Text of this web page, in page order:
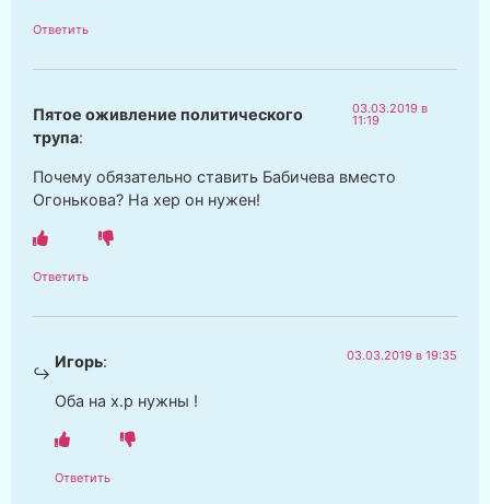
Ответить
Пятое оживление политического
трупа:
03.03.2019 в
11:19
Почему обязательно ставить Бабичева вместо
Огонькова? На хер он нужен!
Ответить
Игорь: 03.03.2019 в 19:35
Оба на х.р нужны !
Ответить